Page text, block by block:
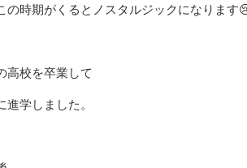
の時期がくるとノスタルジックになります
高校を卒業して
学しました。